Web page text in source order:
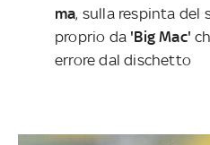
ma, sulla respinta del
proprio da 'Big Mac'
errore dal dischetto